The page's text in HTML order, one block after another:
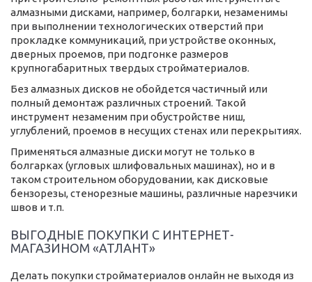
алмазными дисками, например, болгарки, незаменимы
при выполнении технологических отверстий при
прокладке коммуникаций, при устройстве оконных,
дверных проемов, при подгонке размеров
крупногабаритных твердых стройматериалов.
Без алмазных дисков не обойдется частичный или
полный демонтаж различных строений. Такой
инструмент незаменим при обустройстве ниш,
углублений, проемов в несущих стенах или перекрытиях.
Применяться алмазные диски могут не только в
болгарках (угловых шлифовальных машинах), но и в
таком строительном оборудовании, как дисковые
бензорезы, стенорезные машины, различные нарезчики
швов и т.п.
ВЫГОДНЫЕ ПОКУПКИ С ИНТЕРНЕТ-
МАГАЗИНОМ «АТЛАНТ»
Делать покупки стройматериалов онлайн не выходя из